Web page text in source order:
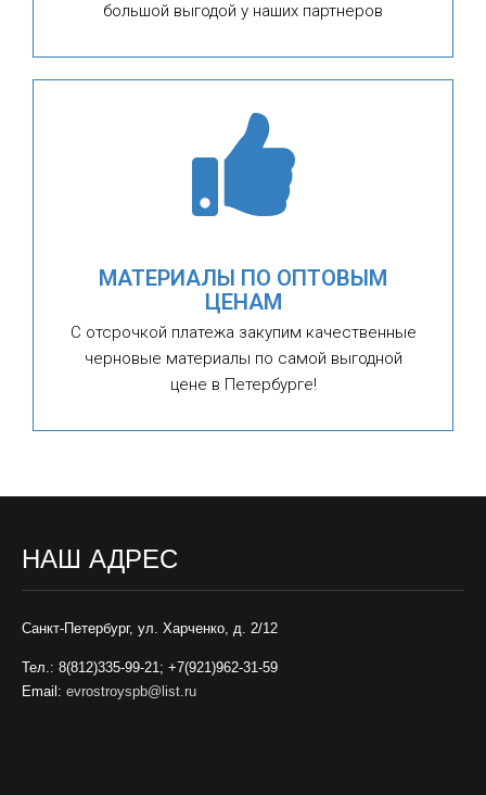
большой выгодой у наших партнеров
МАТЕРИАЛЫ ПО ОПТОВЫМ
ЦЕНАМ
С отсрочкой платежа закупим качественные
черновые материалы по самой выгодной
цене в Петербурге!
НАШ АДРЕС
Санкт-Петербург, ул. Харченко, д. 2/12
Тел.: 8(812)335-99-21; +7(921)962-31-59
Email: evrostroyspb@list.ru